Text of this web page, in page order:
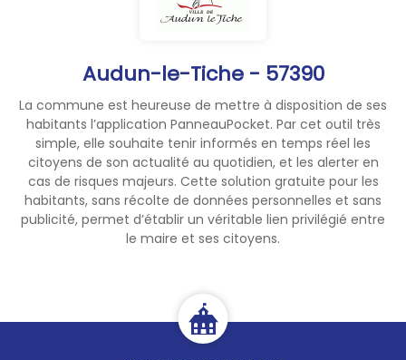
Audun-le-Tiche - 57390
La commune est heureuse de mettre à disposition de ses
habitants l’application PanneauPocket. Par cet outil très
simple, elle souhaite tenir informés en temps réel les
citoyens de son actualité au quotidien, et les alerter en
cas de risques majeurs. Cette solution gratuite pour les
habitants, sans récolte de données personnelles et sans
publicité, permet d’établir un véritable lien privilégié entre
le maire et ses citoyens.
l’absence de précipitations.
niveaux nettement inférieurs
aux normales saisonnières,
menaçant
l’approvisionnement en eau
potable, l’agriculture, et les
écosystèmes aquatiques. Les
prévisions météorologiques
ne laissent pas présager
d’amélioration significative
se faire sentir :
Mortalité piscicole due à une